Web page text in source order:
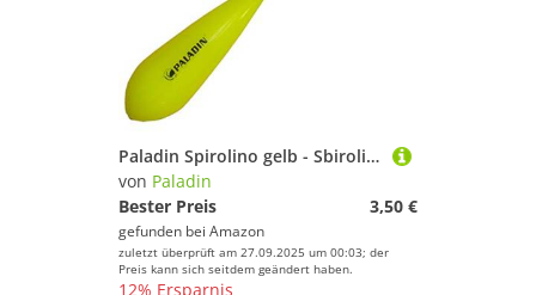
Paladin Spirolino gelb - Sbirolino, Gewicht:10g
von Paladin
Bester Preis
3,50 €
gefunden bei Amazon
zuletzt überprüft am 27.09.2025 um 00:03; der
Preis kann sich seitdem geändert haben.
12% Ersparnis